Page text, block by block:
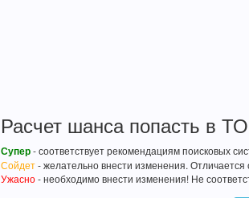
Расчет шанса попасть в
Супер- соответствует рекомендациям поисковых
Сойдет- желательно внести изменения.
Ужасно- необходимо внести изменения! Не